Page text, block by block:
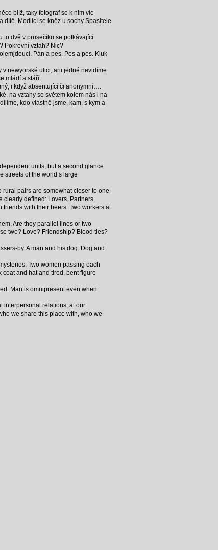
blíž, taky fotograf se k nim víc
dítě. Modlící se kněz u sochy Spasitele
to dvě v průsečíku se potkávající
Pokrevní vztah? Nic?
Pán a pes. Pes a pes. Kluk
v newyorské ulici, ani jedné nevidíme
mládí a stáří.
i když absentující či anonymní….
na vztahy se světem kolem nás i na
kdo vlastně jsme, kam, s kým a
units, but a second glance
streets of the world’s large
pairs are somewhat closer to one
clearly defined: Lovers. Partners
with their beers. Two workers at
Are they parallel lines or two
two? Love? Friendship? Blood ties?
by. A man and his dog. Dog and
Two women passing each
coat and hat and tired, bent figure
Man is omnipresent even when
interpersonal relations, at our
we share this place with, who we